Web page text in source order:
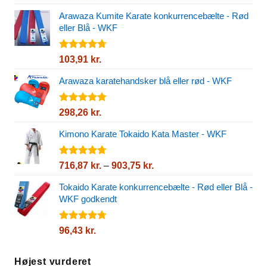
5
til
Arawaza Kumite Karate konkurrencebælte - Rød
eller Blå - WKF
Vurderet
5
103,91 kr.
Arawaza karatehandsker blå eller rød - WKF
Vurderet
5
298,26 kr.
Kimono Karate Tokaido Kata Master - WKF
Vurderet
5
716,87 kr. – 903,75 kr.
til
Tokaido Karate konkurrencebælte - Rød eller Blå -
WKF godkendt
Vurderet
96,43 kr.
Højest vurderet